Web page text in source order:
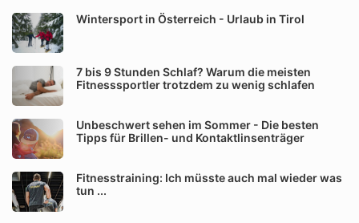
Wintersport in Österreich - Urlaub in Tirol
7 bis 9 Stunden Schlaf? Warum die meisten
Fitnesssportler trotzdem zu wenig schlafen
Unbeschwert sehen im Sommer - Die besten
Tipps für Brillen- und Kontaktlinsenträger
Fitnesstraining: Ich müsste auch mal wieder was
tun ...